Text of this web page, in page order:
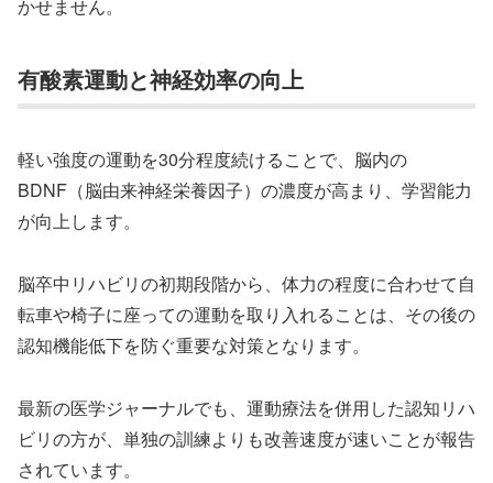
かせません。
有酸素運動と神経効率の向上
軽い強度の運動を30分程度続けることで、脳内の
BDNF（脳由来神経栄養因子）の濃度が高まり、学習能力
が向上します。
脳卒中リハビリの初期段階から、体力の程度に合わせて自
転車や椅子に座っての運動を取り入れることは、その後の
認知機能低下を防ぐ重要な対策となります。
最新の医学ジャーナルでも、運動療法を併用した認知リハ
ビリの方が、単独の訓練よりも改善速度が速いことが報告
されています。